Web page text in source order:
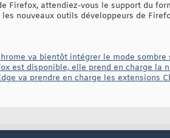
Firefox, attendiez-vous le support du
nouveaux outils développeurs de
va bientôt intégrer le mode
est disponible, elle prend en charge la
va prendre en charge les extensions